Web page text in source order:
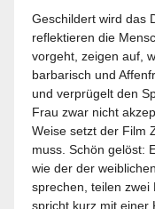
Geschildert wird das
reflektieren die
vorgeht, zeigen auf,
barbarisch und
und verprügelt den
Frau zwar nicht
Weise setzt der Film
muss. Schön gelöst:
wie der der
sprechen, teilen zwei
spricht kurz mit einer